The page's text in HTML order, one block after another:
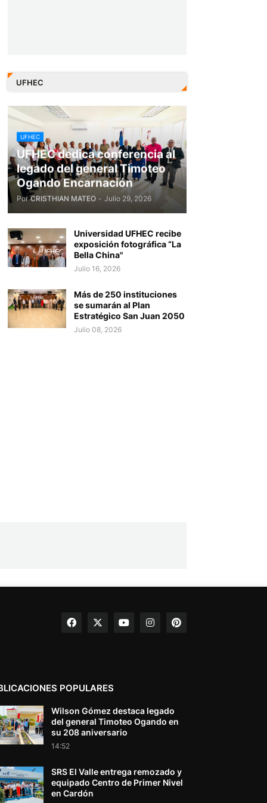
UFHEC
UFHEC
UFHEC dedica conferencia al
legado del general Timoteo
Ogando Encarnación
Por CRISTHIAN MATEO - Julio 29, 2026
Universidad UFHEC recibe
exposición fotográfica “La
Bella China"
Julio 16, 2026
Más de 250 instituciones
se sumarán al Plan
Estratégico San Juan 2050
Julio 08, 2026
POPULARES
Wilson Gómez destaca legado
del general Timoteo Ogando en
su 208 aniversario
14:52
SRS El Valle entrega remozado y
equipado Centro de Primer Nivel
en Cardón